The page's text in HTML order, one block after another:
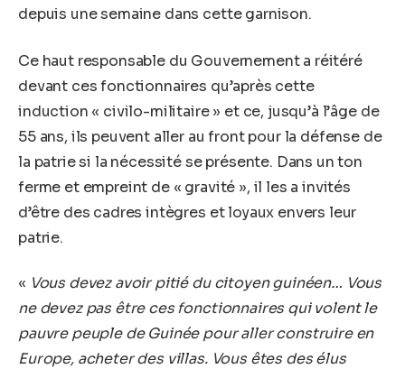
depuis une semaine dans cette garnison.
Ce haut responsable du Gouvernement a réitéré
devant ces fonctionnaires qu’après cette
induction « civilo-militaire » et ce, jusqu’à l’âge de
55 ans, ils peuvent aller au front pour la défense de
la patrie si la nécessité se présente. Dans un ton
ferme et empreint de « gravité », il les a invités
d’être des cadres intègres et loyaux envers leur
patrie.
« Vous devez avoir pitié du citoyen guinéen… Vous
ne devez pas être ces fonctionnaires qui volent le
pauvre peuple de Guinée pour aller construire en
Europe, acheter des villas. Vous êtes des élus